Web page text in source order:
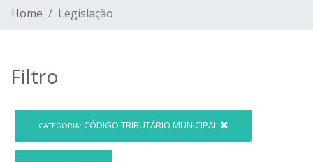
Home Legislação
Filtro
CATEGORIA: CÓDIGO TRIBUTÁRIO MUNICIPAL